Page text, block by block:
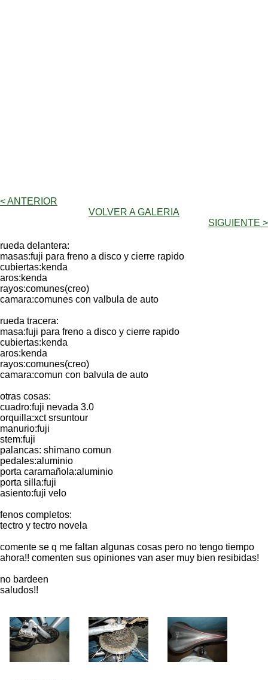
< ANTERIOR
VOLVER A GALERIA
SIGUIENTE >
rueda delantera:
masas:fuji para freno a disco y cierre rapido
cubiertas:kenda
aros:kenda
rayos:comunes(creo)
camara:comunes con valbula de auto
rueda tracera:
masa:fuji para freno a disco y cierre rapido
cubiertas:kenda
aros:kenda
rayos:comunes(creo)
camara:comun con balvula de auto
otras cosas:
cuadro:fuji nevada 3.0
orquilla:xct srsuntour
manurio:fuji
stem:fuji
palancas: shimano comun
pedales:aluminio
porta caramañola:aluminio
porta silla:fuji
asiento:fuji velo
fenos completos:
tectro y tectro novela
comente se q me faltan algunas cosas pero no tengo tiempo
ahora!! comenten sus opiniones van aser muy bien resibidas!
no bardeen
saludos!!